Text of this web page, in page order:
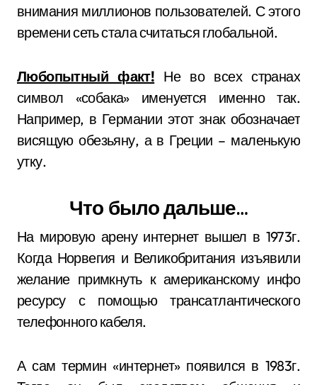
внимания миллионов пользователей. С этого
времени сеть стала считаться глобальной.
Любопытный факт! Не во всех странах
символ «собака» именуется именно так.
Например, в Германии этот знак обозначает
висящую обезьяну, а в Греции – маленькую
утку.
Что было дальше…
На мировую арену интернет вышел в 1973г.
Когда Норвегия и Великобритания изъявили
желание примкнуть к американскому инфо
ресурсу с помощью трансатлантического
телефонного кабеля.
А сам термин «интернет» появился в 1983г.